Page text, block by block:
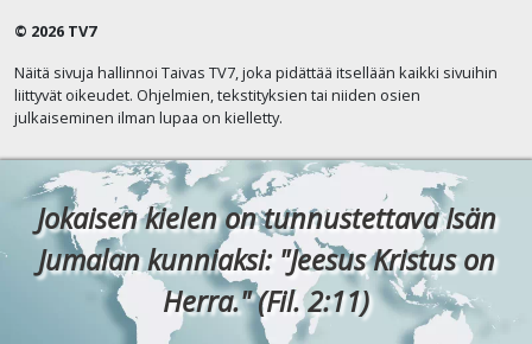
© 2026 TV7
Näitä sivuja hallinnoi Taivas TV7, joka pidättää itsellään kaikki sivuihin
liittyvät oikeudet. Ohjelmien, tekstityksien tai niiden osien
julkaiseminen ilman lupaa on kielletty.
Jokaisen kielen on tunnustettava Isän
Jumalan kunniaksi: "Jeesus Kristus on
Herra." (Fil. 2:11)